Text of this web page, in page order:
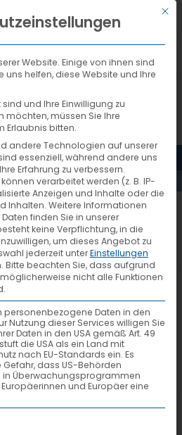
DEUTSCH
2018
– VTL hat
Treffens am 26.
wieder die besten
– und zwar mit
2018 in den
Qualität“, „Größtes
und „Größtes
Mit
Website. Einige von ihnen sind
uns helfen, diese Website und Ihre
und Ihre Einwilligung zu
müssen Sie Ihre
Erlaubnis bitten.
andere Technologien auf unserer
essenziell, während andere uns
Erfahrung zu verbessern.
verarbeitet werden (z. B. IP-
Anzeigen und Inhalte oder die
Inhalten. Weitere Informationen
finden Sie in unserer
keine Verpflichtung, in die
um dieses Angebot zu
jederzeit unterEinstellungen
Bitte beachten Sie, dass aufgrund
nicht alle Funktionen
personenbezogene Daten in den
Nutzung dieser Services willigen Sie
Daten in den USA gemäß Art. 49
stuft die USA als ein Land mit
nach EU-Standards ein. Es
dass US-Behörden
Überwachungsprogrammen
und Europäer eine
der Service-Gruppen,